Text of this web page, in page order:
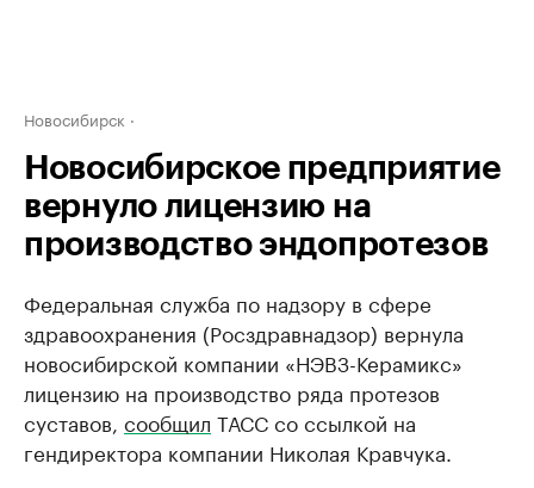
Новосибирск
Новосибирское предприятие
вернуло лицензию на
производство эндопротезов
Федеральная служба по надзору в сфере
здравоохранения (Росздравнадзор) вернула
новосибирской компании «НЭВЗ-Керамикс»
лицензию на производство ряда протезов
суставов, сообщил ТАСС со ссылкой на
гендиректора компании Николая Кравчука.